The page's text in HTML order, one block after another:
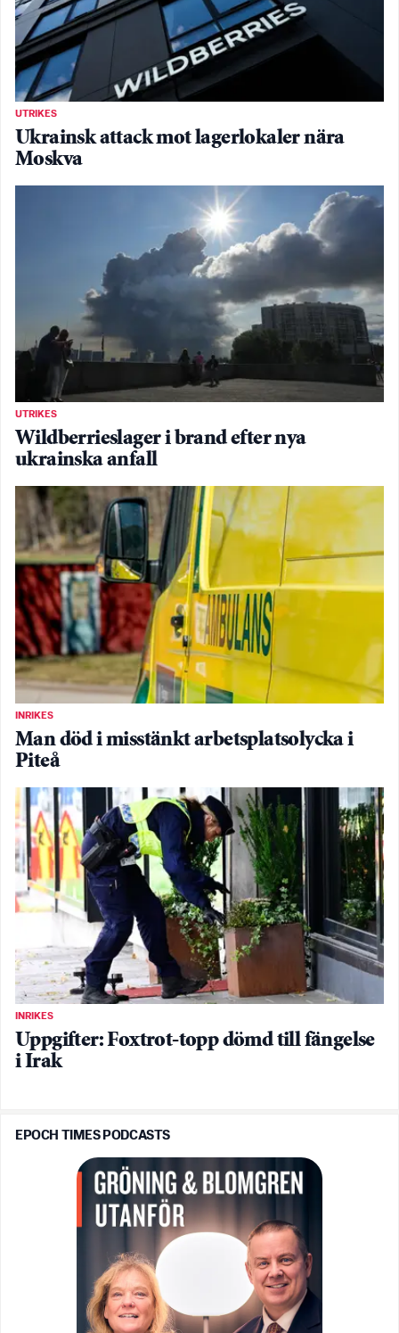
UTRIKES
Ukrainsk attack mot lagerlokaler nära
Moskva
UTRIKES
Wildberrieslager i brand efter nya
ukrainska anfall
INRIKES
Man död i misstänkt arbetsplatsolycka i
Piteå
INRIKES
Uppgifter: Foxtrot-topp dömd till fängelse
i Irak
EPOCH TIMES PODCASTS